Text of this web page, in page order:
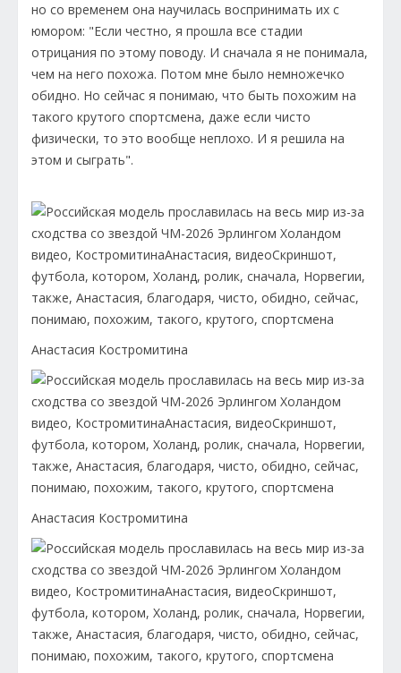
но со временем она научилась воспринимать их с
юмором: "Если честно, я прошла все стадии
отрицания по этому поводу. И сначала я не понимала,
чем на него похожа. Потом мне было немножечко
обидно. Но сейчас я понимаю, что быть похожим на
такого крутого спортсмена, даже если чисто
физически, то это вообще неплохо. И я решила на
этом и сыграть".
Анастасия Костромитина
Анастасия Костромитина